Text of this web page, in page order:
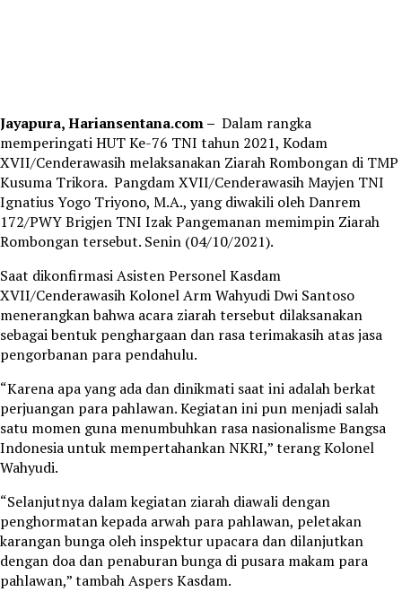
Jayapura, Hariansentana.com – Dalam rangka
memperingati HUT Ke-76 TNI tahun 2021, Kodam
XVII/Cenderawasih melaksanakan Ziarah Rombongan di TMP
Kusuma Trikora. Pangdam XVII/Cenderawasih Mayjen TNI
Ignatius Yogo Triyono, M.A., yang diwakili oleh Danrem
172/PWY Brigjen TNI Izak Pangemanan memimpin Ziarah
Rombongan tersebut. Senin (04/10/2021).
Saat dikonfirmasi Asisten Personel Kasdam
XVII/Cenderawasih Kolonel Arm Wahyudi Dwi Santoso
menerangkan bahwa acara ziarah tersebut dilaksanakan
sebagai bentuk penghargaan dan rasa terimakasih atas jasa
pengorbanan para pendahulu.
“Karena apa yang ada dan dinikmati saat ini adalah berkat
perjuangan para pahlawan. Kegiatan ini pun menjadi salah
satu momen guna menumbuhkan rasa nasionalisme Bangsa
Indonesia untuk mempertahankan NKRI,” terang Kolonel
Wahyudi.
“Selanjutnya dalam kegiatan ziarah diawali dengan
penghormatan kepada arwah para pahlawan, peletakan
karangan bunga oleh inspektur upacara dan dilanjutkan
dengan doa dan penaburan bunga di pusara makam para
pahlawan,” tambah Aspers Kasdam.